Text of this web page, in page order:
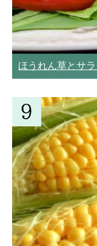
ほうれん草とサ